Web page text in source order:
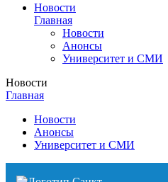
Новости
Главная
Новости
Анонсы
Университет и СМИ
Новости
Главная
Новости
Анонсы
Университет и СМИ